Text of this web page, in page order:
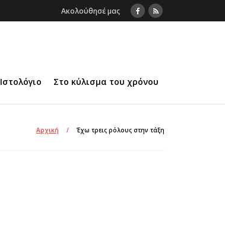
Ακολούθησέ μας
Ιστολόγιο Στο κύλισμα του χρόνου
Αρχική / Έχω τρεις ρόλους στην τάξη